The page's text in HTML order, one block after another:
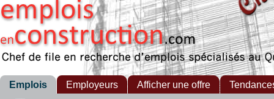
Emplois Employeurs Afficher une offre